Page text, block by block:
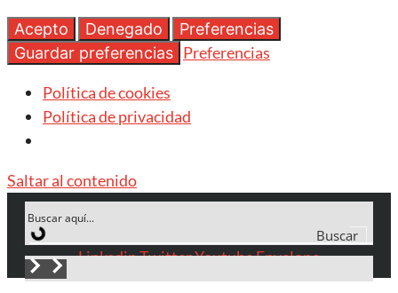
Acepto Denegado
Preferencias
Guardar preferencias Preferencias
Política de cookies
Política de privacidad
Saltar al contenido
Buscar
LinkedinTwitterYoutubeEnvelope